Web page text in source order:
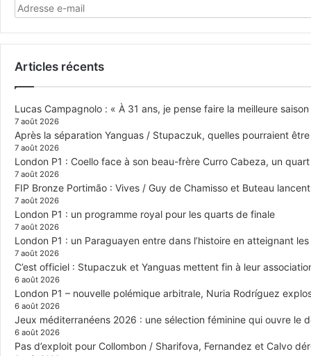
Articles récents
Lucas Campagnolo : « À 31 ans, je pense faire la meilleure
7 août 2026
Après la séparation Yanguas / Stupaczuk, quelles pourraient
7 août 2026
London P1 : Coello face à son beau-frère Curro Cabeza, un
7 août 2026
FIP Bronze Portimão : Vives / Guy de Chamisso et Buteau
7 août 2026
London P1 : un programme royal pour les quarts de finale
7 août 2026
London P1 : un Paraguayen entre dans l’histoire en atteignant
7 août 2026
C’est officiel : Stupaczuk et Yanguas mettent fin à leur
6 août 2026
London P1 – nouvelle polémique arbitrale, Nuria Rodríguez
6 août 2026
Jeux méditerranéens 2026 : une sélection féminine qui ouvre le
6 août 2026
Pas d’exploit pour Collombon / Sharifova, Fernandez et Calvo